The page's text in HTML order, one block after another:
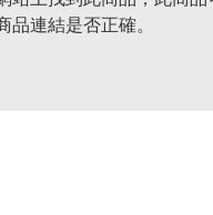
品連結是否正確。